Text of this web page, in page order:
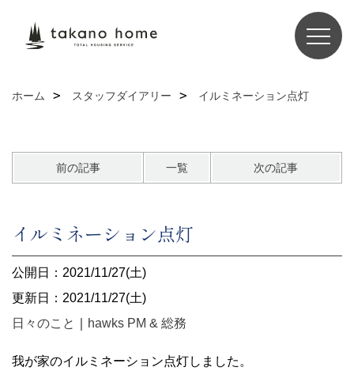
ホーム スタッフダイアリー イルミネーション点灯
前の記事 一覧 次の記事
イルミネーション点灯
公開日：2021/11/27(土)
更新日：2021/11/27(土)
日々のこと
hawks PM & 総務
我が家のイルミネーション点灯しました。